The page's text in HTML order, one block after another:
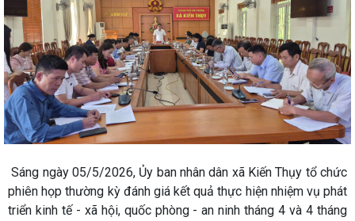
Sáng ngày 05/5/2026, Ủy ban nhân dân xã Kiến Thụy tổ chức
phiên họp thường kỳ đánh giá kết quả thực hiện nhiệm vụ phát
triển kinh tế - xã hội, quốc phòng - an ninh tháng 4 và 4 tháng